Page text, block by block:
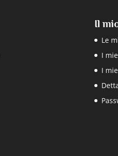
Il
Le
I
I